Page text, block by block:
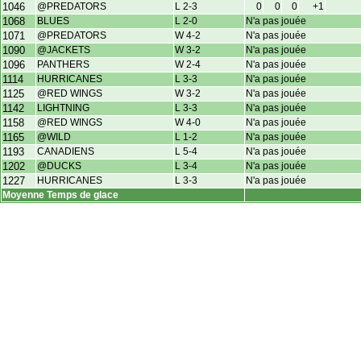
1046 @PREDATORS L 2-3 0 0 0 +1
1068 BLUES L 2-0 N'a pas jouée
1071 @PREDATORS W 4-2 N'a pas jouée
1090 @JACKETS W 3-2 N'a pas jouée
1096 PANTHERS W 2-4 N'a pas jouée
1114 HURRICANES L 3-3 N'a pas jouée
1125 @RED WINGS W 3-2 N'a pas jouée
1142 LIGHTNING L 3-3 N'a pas jouée
1158 @RED WINGS W 4-0 N'a pas jouée
1165 @WILD L 1-2 N'a pas jouée
1193 CANADIENS L 5-4 N'a pas jouée
1202 @DUCKS L 3-4 N'a pas jouée
1227 HURRICANES L 3-3
N'a pas jouée
Moyenne Temps de glace